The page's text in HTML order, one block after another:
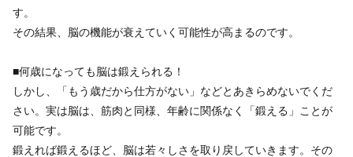
す。
その結果、脳の機能が衰えていく可能性が高まるのです。
■何歳になっても脳は鍛えられる！
しかし、「もう歳だから仕方がない」などとあきらめないでくだ
さい。実は脳は、筋肉と同様、年齢に関係なく「鍛える」ことが
可能です。
鍛えれば鍛えるほど、脳は若々しさを取り戻していきます。その